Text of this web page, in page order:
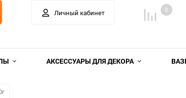
Личный кабинет 0
АКСЕССУАРЫ ДЛЯ ДЕКОРА